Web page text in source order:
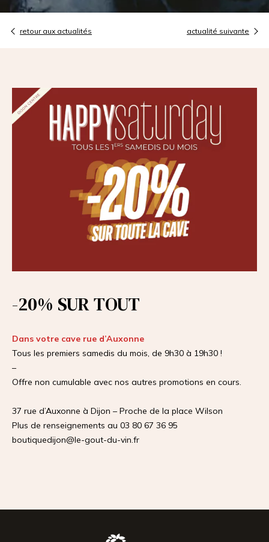
retour aux actualités actualité suivante
-20% SUR TOUT
Dans votre cave rue d’Auxonne
Tous les premiers samedis du mois, de 9h30 à 19h30 !
–
Offre non cumulable avec nos autres promotions en cours.
37 rue d’Auxonne à Dijon – Proche de la place Wilson
Plus de renseignements au 03 80 67 36 95
boutiquedijon@le-gout-du-vin.fr